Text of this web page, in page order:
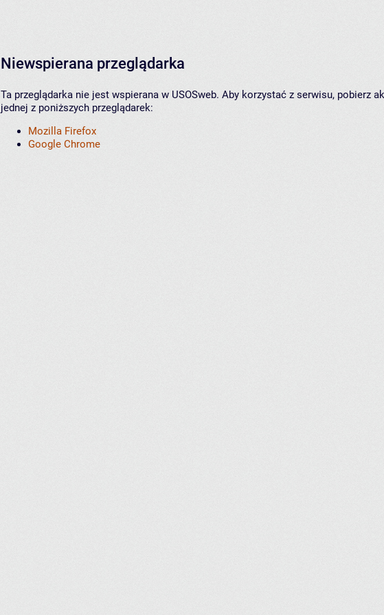
Niewspierana przeglądarka
Ta przeglądarka nie jest wspierana w USOSweb. Aby korzystać z serwisu, pobierz
jednej z poniższych przeglądarek:
Mozilla Firefox
Google Chrome